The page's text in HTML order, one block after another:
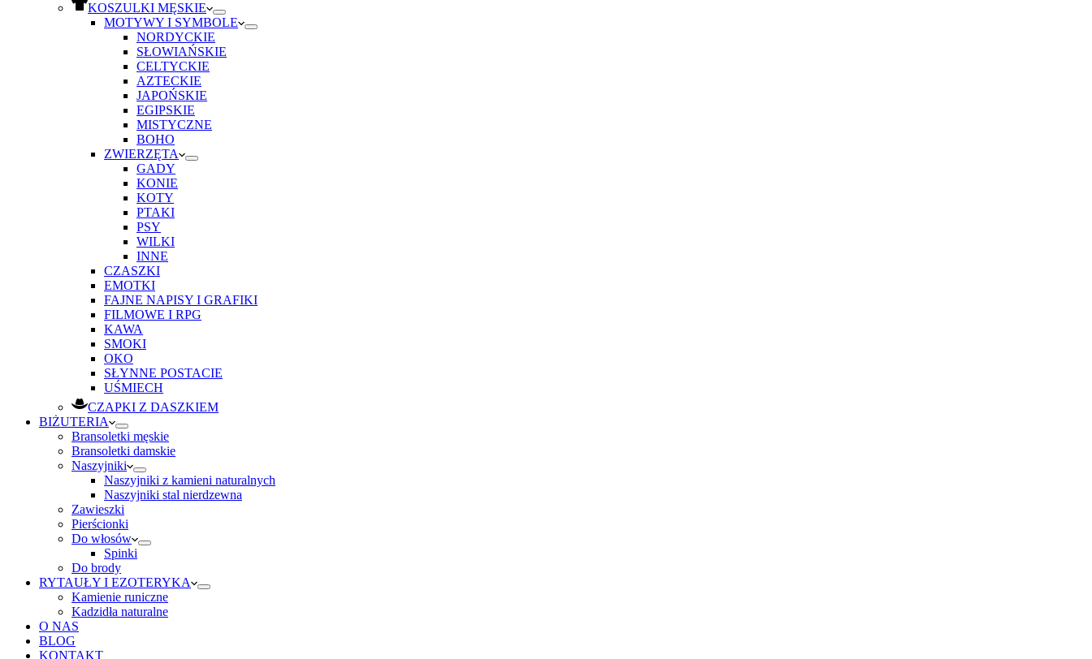
KOSZULKI MĘSKIE
MOTYWY I SYMBOLE
NORDYCKIE
SŁOWIAŃSKIE
CELTYCKIE
AZTECKIE
JAPOŃSKIE
EGIPSKIE
MISTYCZNE
BOHO
ZWIERZĘTA
GADY
KONIE
KOTY
PTAKI
PSY
WILKI
INNE
CZASZKI
EMOTKI
FAJNE NAPISY I GRAFIKI
FILMOWE I RPG
KAWA
SMOKI
OKO
SŁYNNE POSTACIE
UŚMIECH
CZAPKI Z DASZKIEM
BIŻUTERIA
Bransoletki męskie
Bransoletki damskie
Naszyjniki
Naszyjniki z kamieni naturalnych
Naszyjniki stal nierdzewna
Zawieszki
Pierścionki
Do włosów
Spinki
Do brody
RYTAUŁY I EZOTERYKA
Kamienie runiczne
Kadzidła naturalne
O NAS
BLOG
KONTAKT